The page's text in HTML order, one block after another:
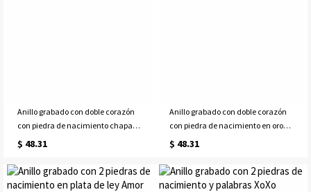
Anillo grabado con doble corazón
con piedra de nacimiento chapado
en oro
$ 48.31
Anillo grabado con doble corazón
con piedra de nacimiento en oro
rosa
$ 48.31